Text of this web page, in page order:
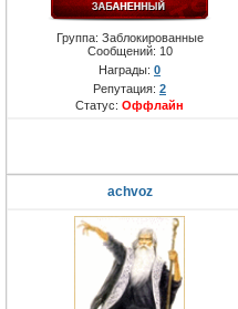
Группа: Заблокированные
Сообщений: 10
Награды: 0
Репутация: 2
Статус: Оффлайн
achvoz